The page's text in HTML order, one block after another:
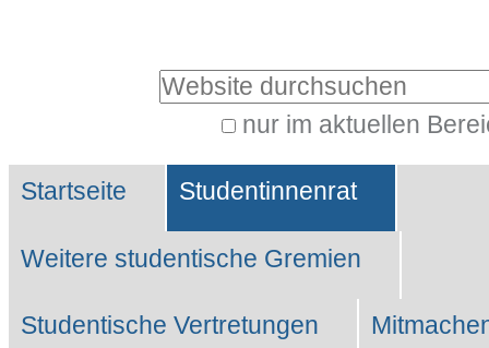
Website durchsuchen
nur im aktuellen
Suche…
Sektionen
Startseite Studentinnenrat
Weitere studentische Gremien
Studentische Vertretungen